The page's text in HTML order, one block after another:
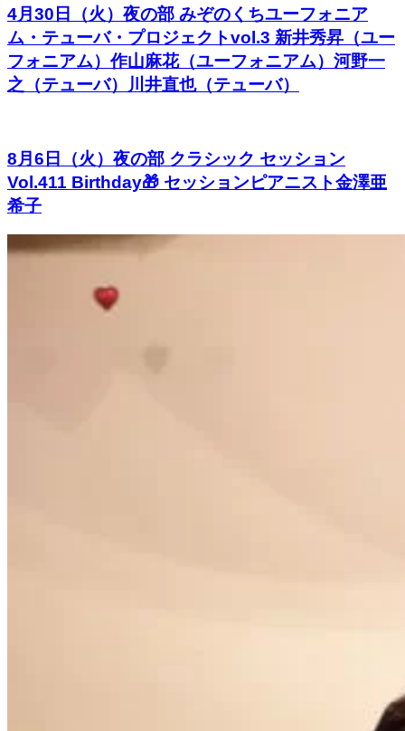
4月30日（火）夜の部 みぞのくちユーフォニア
ム・テューバ・プロジェクトvol.3 新井秀昇（ユー
フォニアム）作山麻花（ユーフォニアム）河野一
之（テューバ）川井直也（テューバ）
8月6日（火）夜の部 クラシック セッション
Vol.411 Birthday🎁 セッションピアニスト金澤亜
希子